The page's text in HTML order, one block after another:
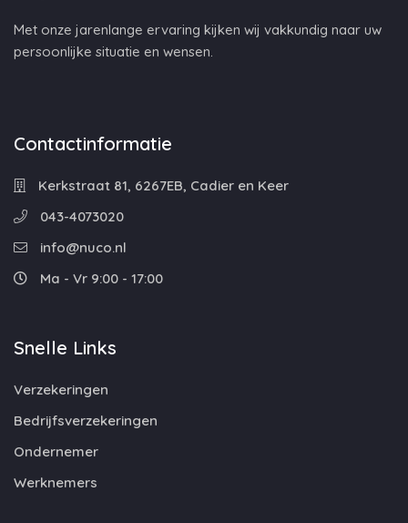
Met onze jarenlange ervaring kijken wij vakkundig naar uw
persoonlijke situatie en wensen.
Contactinformatie
Kerkstraat 81, 6267EB, Cadier en Keer
043-4073020
info@nuco.nl
Ma - Vr 9:00 - 17:00
Snelle Links
Verzekeringen
Bedrijfsverzekeringen
Ondernemer
Werknemers